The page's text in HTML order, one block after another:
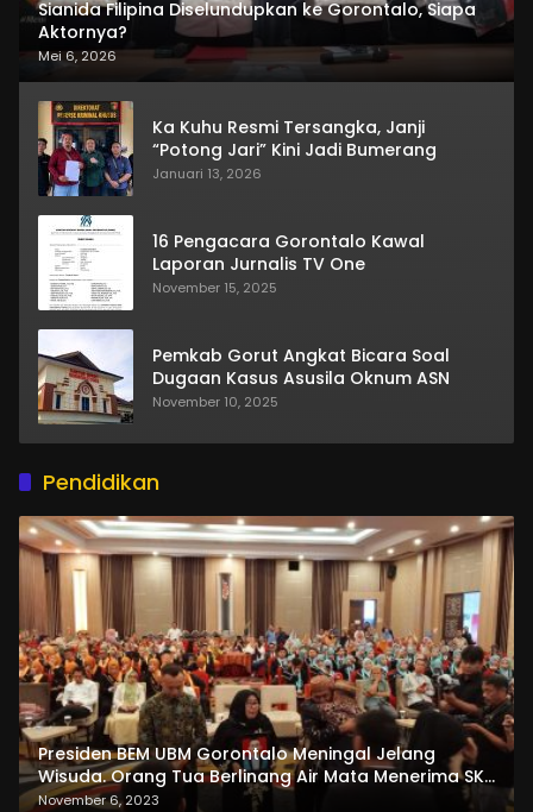
Sianida Filipina Diselundupkan ke Gorontalo, Siapa
Aktornya?
Mei 6, 2026
Ka Kuhu Resmi Tersangka, Janji
“Potong Jari” Kini Jadi Bumerang
Januari 13, 2026
16 Pengacara Gorontalo Kawal
Laporan Jurnalis TV One
November 15, 2025
Pemkab Gorut Angkat Bicara Soal
Dugaan Kasus Asusila Oknum ASN
November 10, 2025
Pendidikan
Presiden BEM UBM Gorontalo Meningal Jelang
Wisuda. Orang Tua Berlinang Air Mata Menerima SKL
dan Pemasangan Salempang
November 6, 2023